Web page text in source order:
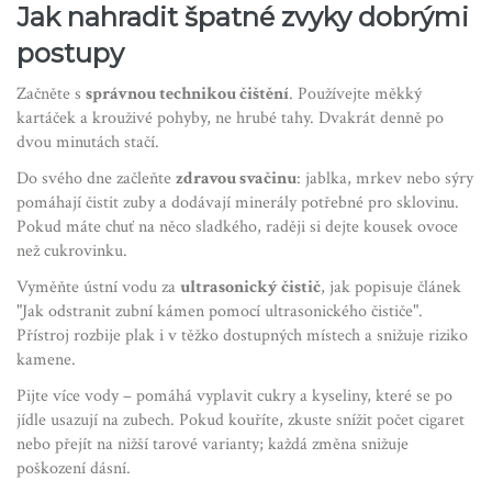
Jak nahradit špatné zvyky dobrými
postupy
Začněte s správnou technikou čištění. Používejte měkký
kartáček a krouživé pohyby, ne hrubé tahy. Dvakrát denně po
dvou minutách stačí.
Do svého dne začleňtezdravou svačinu: jablka, mrkev nebo sýry
pomáhají čistit zuby a dodávají minerály potřebné pro sklovinu.
Pokud máte chuť na něco sladkého, raději si dejte kousek ovoce
než cukrovinku.
Vyměňte ústní vodu zaultrasonický čistič, jak popisuje článek
"Jak odstranit zubní kámen pomocí ultrasonického čističe".
Přístroj rozbije plak i v těžko dostupných místech a snižuje riziko
kamene.
Pijte více vody – pomáhá vyplavit cukry a kyseliny, které se po
jídle usazují na zubech. Pokud kouříte, zkuste snížit počet cigaret
nebo přejít na nižší tarové varianty; každá změna snižuje
poškození dásní.